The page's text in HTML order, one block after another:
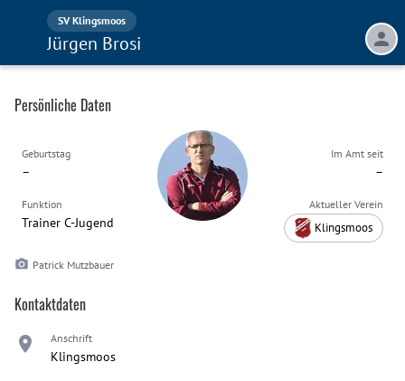
SV Klingsmoos
Jürgen Brosi
Persönliche Daten
Geburtstag
–
Funktion
Trainer C-Jugend
Im Amt seit
–
Aktueller Verein
Klingsmoos
Patrick Mutzbauer
Kontaktdaten
Anschrift
Klingsmoos